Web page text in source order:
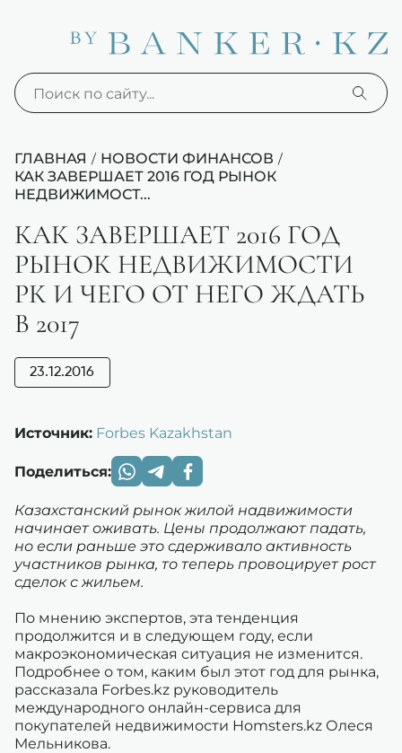
ГЛАВНАЯ / НОВОСТИ ФИНАНСОВ /
КАК ЗАВЕРШАЕТ 2016 ГОД РЫНОК
НЕДВИЖИМОСТ...
КАК ЗАВЕРШАЕТ 2016 ГОД
РЫНОК НЕДВИЖИМОСТИ
РК И ЧЕГО ОТ НЕГО ЖДАТЬ
В 2017
23.12.2016
Источник: Forbes Kazakhstan
Поделиться:
Казахстанский рынок жилой надвижимости
начинает оживать. Цены продолжают падать,
но если раньше это сдерживало активность
участников рынка, то теперь провоцирует рост
сделок с жильем.
По мнению экспертов, эта тенденция
продолжится и в следующем году, если
макроэкономическая ситуация не изменится.
Подробнее о том, каким был этот год для рынка,
рассказала Forbes.kz руководитель
международного онлайн-сервиса для
покупателей недвижимости Homsters.kz Олеся
Мельникова.